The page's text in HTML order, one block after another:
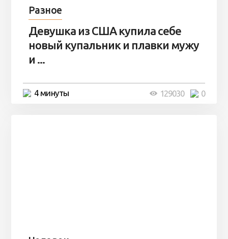
Разное
Девушка из США купила себе
новый купальник и плавки мужу
и ...
4 минуты 0
129030